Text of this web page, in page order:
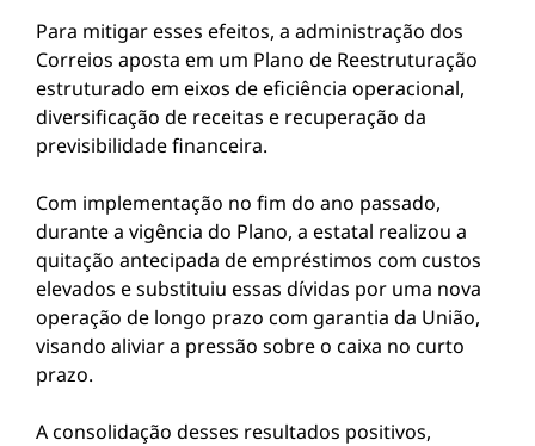
Para mitigar esses efeitos, a administração dos
Correios aposta em um Plano de Reestruturação
estruturado em eixos de eficiência operacional,
diversificação de receitas e recuperação da
previsibilidade financeira.
Com implementação no fim do ano passado,
durante a vigência do Plano, a estatal realizou a
quitação antecipada de empréstimos com custos
elevados e substituiu essas dívidas por uma nova
operação de longo prazo com garantia da União,
visando aliviar a pressão sobre o caixa no curto
prazo.
A consolidação desses resultados positivos,